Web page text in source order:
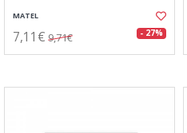
MATEL
7,11€ 9,71€ - 27%